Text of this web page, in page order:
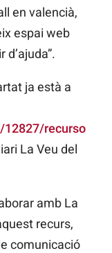
en valencià,
espai web
ja està a
recurso
La Veu del
amb La
recurs,
comunicació